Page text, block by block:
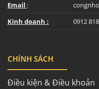
Email :
Kinh doanh :
0912
CHÍNH SÁCH
Điều kiện & Điều khoản